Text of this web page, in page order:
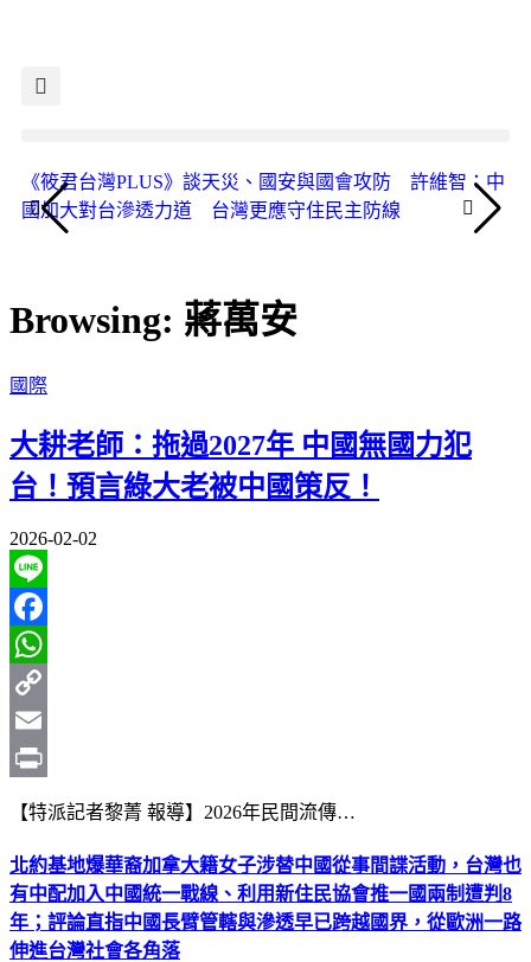
《筱君台灣PLUS》談天災、國安與國會攻防 許維智：中
國加大對台滲透力道 台灣更應守住民主防線
Browsing: 蔣萬安
國際
大耕老師：拖過2027年 中國無國力犯
台！預言綠大老被中國策反！
2026-02-02
Line
Facebook
WhatsApp
Copy
Link
Email
【特派記者黎菁 報導】2026年民間流傳…
北約基地爆華裔加拿大籍女子涉替中國從事間諜活動，台灣也
有中配加入中國統一戰線、利用新住民協會推一國兩制遭判8
年；評論直指中國長臂管轄與滲透早已跨越國界，從歐洲一路
伸進台灣社會各角落